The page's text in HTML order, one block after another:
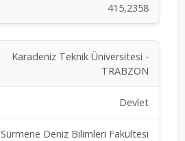
415,2358
Karadeniz Teknik Üniversitesi -
TRABZON
Devlet
Sürmene Deniz Bilimleri Fakültesi